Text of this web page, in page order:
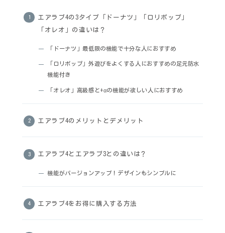
エアラブ4の3タイプ「ドーナツ」「ロリポップ」
「オレオ」の違いは？
「ドーナツ」最低限の機能で十分な人におすすめ
「ロリポップ」外遊びをよくする人におすすめの足元防水
機能付き
「オレオ」高級感と+αの機能が欲しい人におすすめ
エアラブ4のメリットとデメリット
エアラブ4とエアラブ3との違いは？
機能がバージョンアップ！デザインもシンプルに
エアラブ4をお得に購入する方法